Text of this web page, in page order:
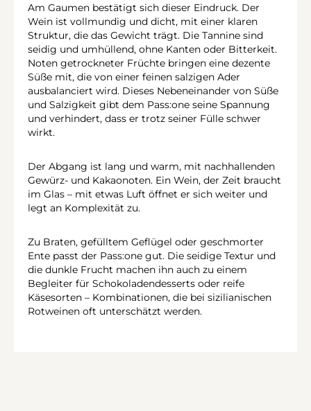
Am Gaumen bestätigt sich dieser Eindruck. Der
Wein ist vollmundig und dicht, mit einer klaren
Struktur, die das Gewicht trägt. Die Tannine sind
seidig und umhüllend, ohne Kanten oder Bitterkeit.
Noten getrockneter Früchte bringen eine dezente
Süße mit, die von einer feinen salzigen Ader
ausbalanciert wird. Dieses Nebeneinander von Süße
und Salzigkeit gibt dem Pass:one seine Spannung
und verhindert, dass er trotz seiner Fülle schwer
wirkt.
Der Abgang ist lang und warm, mit nachhallenden
Gewürz- und Kakaonoten. Ein Wein, der Zeit braucht
im Glas – mit etwas Luft öffnet er sich weiter und
legt an Komplexität zu.
Zu Braten, gefülltem Geflügel oder geschmorter
Ente passt der Pass:one gut. Die seidige Textur und
die dunkle Frucht machen ihn auch zu einem
Begleiter für Schokoladendesserts oder reife
Käsesorten – Kombinationen, die bei sizilianischen
Rotweinen oft unterschätzt werden.